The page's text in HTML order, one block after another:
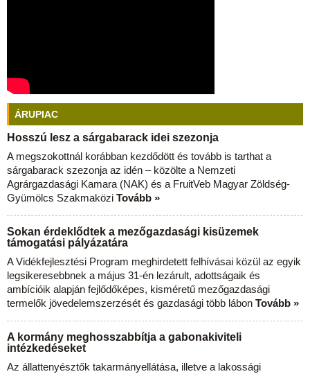
ÁRUPIAC
Hosszú lesz a sárgabarack idei szezonja
A megszokottnál korábban kezdődött és tovább is tarthat a
sárgabarack szezonja az idén – közölte a Nemzeti
Agrárgazdasági Kamara (NAK) és a FruitVeb Magyar Zöldség-
Gyümölcs Szakmaközi Tovább »
Sokan érdeklődtek a mezőgazdasági kisüzemek
támogatási pályázatára
A Vidékfejlesztési Program meghirdetett felhívásai közül az egyik
legsikeresebbnek a május 31-én lezárult, adottságaik és
ambícióik alapján fejlődőképes, kisméretű mezőgazdasági
termelők jövedelemszerzését és gazdasági több lábon Tovább »
A kormány meghosszabbítja a gabonakiviteli
intézkedéseket
Az állattenyésztők takarmányellátása, illetve a lakossági